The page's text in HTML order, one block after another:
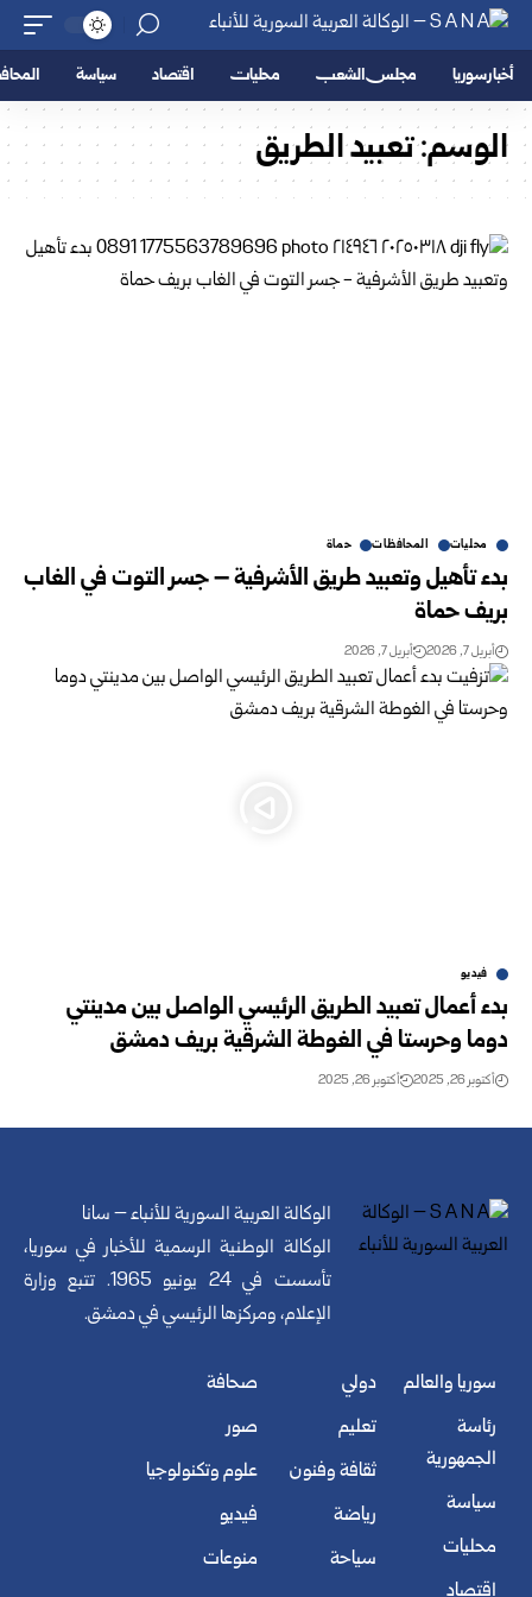
أخبار سوريا مجلس الشعب محليات اقتصاد سياسة
الوسم:تعبيد الطريق
محليات المحافظات حماة
بدء تأهيل وتعبيد طريق الأشرفية – جسر التوت في الغاب
بريف حماة
أبريل 7, 2026 أبريل 7, 2026
فيديو
بدء أعمال تعبيد الطريق الرئيسي الواصل بين مدينتي
دوما وحرستا في الغوطة الشرقية بريف دمشق
أكتوبر 26, 2025 أكتوبر 26, 2025
الوكالة العربية السورية للأنباء – سانا
الوكالة الوطنية الرسمية للأخبار في سوريا،
تأسست في 24 يونيو 1965. تتبع وزارة
الإعلام، ومركزها الرئيسي في دمشق.
سوريا والعالم
رئاسة
الجمهورية
سياسة
محليات
اقتصاد
دولي
تعليم
ثقافة وفنون
رياضة
سياحة
صحافة
صور
علوم وتكنولوجيا
فيديو
منوعات